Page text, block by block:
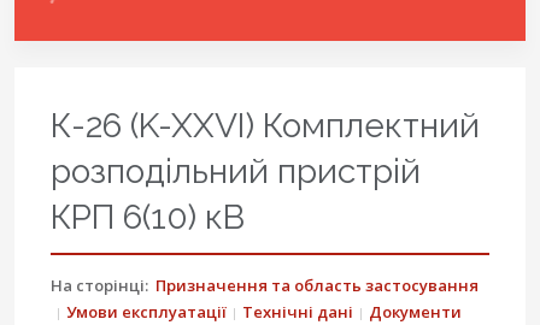
К-26 (K-XXVI) Комплектний
розподільний пристрій
КРП 6(10) кВ
На сторінці: Призначення та область застосування
Умови експлуатації
Технічні дані Документи